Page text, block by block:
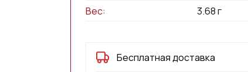
Вес:
3.68г
Бесплатная доставка